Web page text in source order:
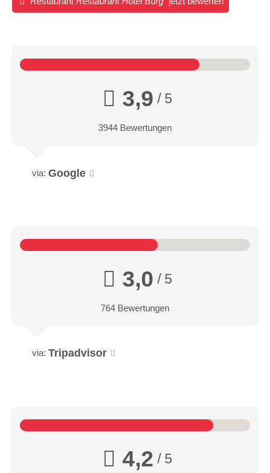
3,9 / 5
3944 Bewertungen
via: Google
3,0 / 5
764 Bewertungen
via: Tripadvisor
4,2 / 5